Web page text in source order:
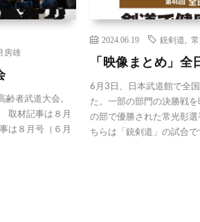
房雄
者武道大会。
取材記事は８月
は８月号（６月
2024.06.19 銃剣道 ,
「映像まとめ」
6月3日、日本武道館で全
た。一部の部門の決勝戦
の部で優勝された常光彰
ちらは「銃剣道」の試合